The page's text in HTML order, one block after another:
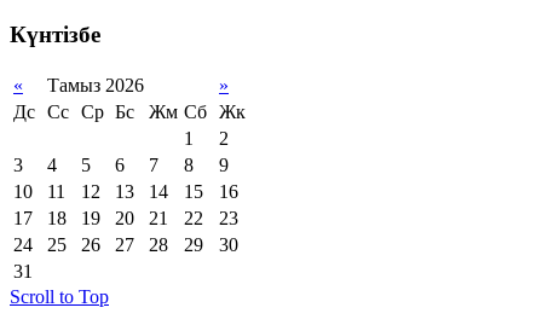
Күнтізбе
« Тамыз 2026
»
Дс Сс Ср Бс Жм Сб Жк
1
2
3
4 5 6 7 8
9
10
11 12 13 14 15
16
17
18 19 20 21 22
23
24
25 26 27 28 29
30
31
Scroll to Top